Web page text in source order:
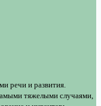
речи и развития.
тяжелыми случаями,